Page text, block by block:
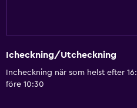
Icheckning/Utcheckning
Incheckning när som helst efter
före 10:30